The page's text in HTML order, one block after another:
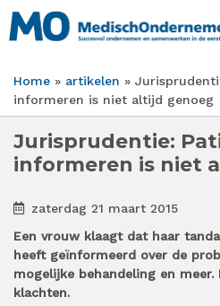
Overslaan
en
inhoud
gaan
Kruimelpad
Home artikelen
informeren is niet altijd genoeg
Jurisprudentie:
informeren is niet
zaterdag 21 maart 2015
Een vrouw klaagt dat haar
heeft geïnformeerd over de
mogelijke behandeling en
klachten.